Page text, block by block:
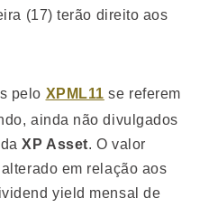
(17) terão direito aos
pelo XPML11 se referem
ainda não divulgados
daXP Asset. O valor
em relação aos
yield mensal de